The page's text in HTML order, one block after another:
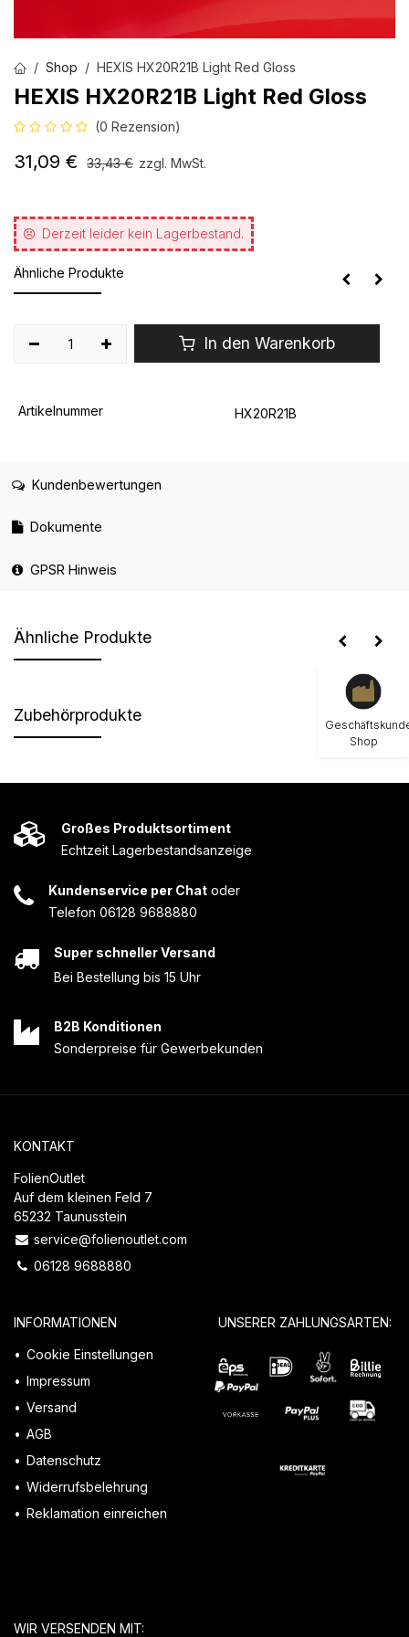
Shop HEXIS HX20R21B Light Red Gloss
HEXIS HX20R21B Light Red Gloss
(0 Rezension)
31,09 € 33,43€ zzgl. MwSt.
Derzeit leider kein Lagerbestand.
Ähnliche Produkte
In den Warenkorb
Artikelnummer HX20R21B
Kundenbewertungen
Dokumente
GPSR Hinweis
Ähnliche Produkte
Zubehörprodukte
Großes Produktsortiment
Echtzeit Lagerbestandsanzeige
Kundenservice per Chat oder
Telefon 06128 9688880
Super schneller Versand
Bei Bestellung bis 15 Uhr
B2B Konditionen
Sonderpreise für Gewerbekunden
KONTAKT
FolienOutlet
Auf dem kleinen Feld 7
65232 Taunusstein
service@folienoutlet.com
06128 9688880
INFORMATIONEN
Cookie Einstellungen
Impressum
Versand
AGB
Datenschutz
Widerrufsbelehrung
Reklamation einreichen
UNSERER ZAHLUNGSARTEN:
WIR VERSENDEN MIT:
Shop